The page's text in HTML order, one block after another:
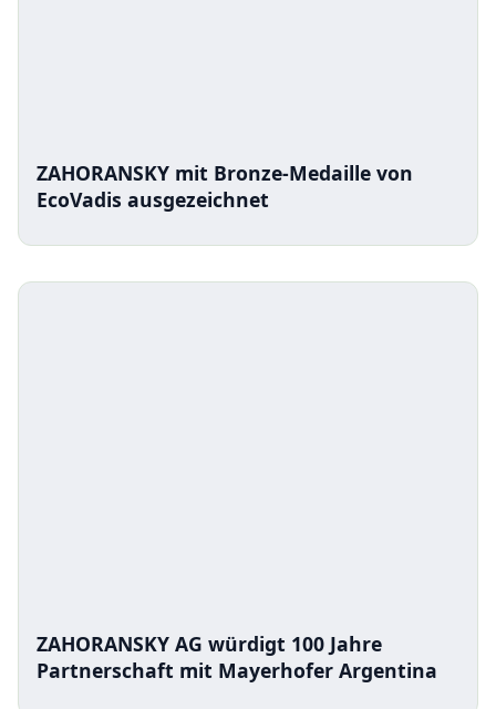
ZAHORANSKY mit Bronze-Medaille von
EcoVadis ausgezeichnet
ZAHORANSKY AG würdigt 100 Jahre
Partnerschaft mit Mayerhofer Argentina